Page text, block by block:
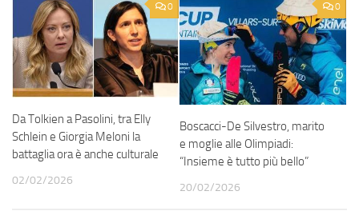
0
Da Tolkien a Pasolini, tra Elly
Schlein e Giorgia Meloni la
battaglia ora è anche culturale
02/02/2026
0
Boscacci-De Silvestro, marito
e moglie alle Olimpiadi:
“Insieme è tutto più bello”
20/02/2026